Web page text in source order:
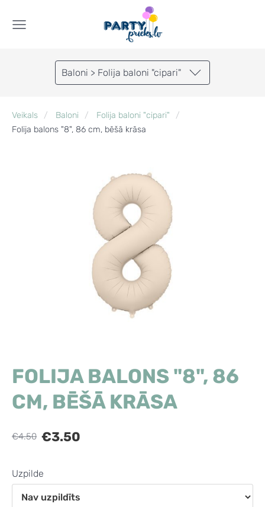
Baloni > Folija baloni "cipari"
Veikals Baloni
Folija baloni "cipari"
Folija balons "8", 86 cm, bēšā krāsa
FOLIJA BALONS "8", 86
CM, BĒŠĀ KRĀSA
€4.50 €3.50
Uzpilde